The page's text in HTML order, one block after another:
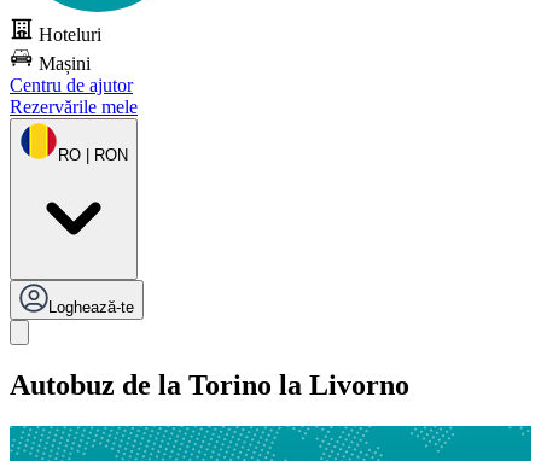
Hoteluri
Mașini
Centru de ajutor
Rezervările mele
RO | RON
Loghează-te
Autobuz de la Torino la Livorno